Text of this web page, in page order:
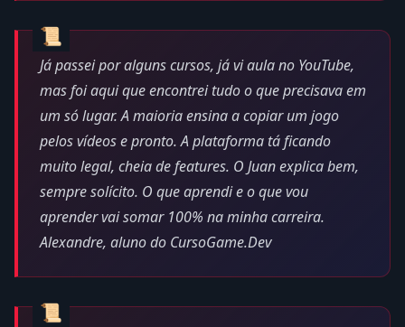
Já passei por alguns cursos, já vi aula no YouTube,
mas foi aqui que encontrei tudo o que precisava em
um só lugar. A maioria ensina a copiar um jogo
pelos vídeos e pronto. A plataforma tá ficando
muito legal, cheia de features. O Juan explica bem,
sempre solícito. O que aprendi e o que vou
aprender vai somar 100% na minha carreira.
Alexandre, aluno do CursoGame.Dev